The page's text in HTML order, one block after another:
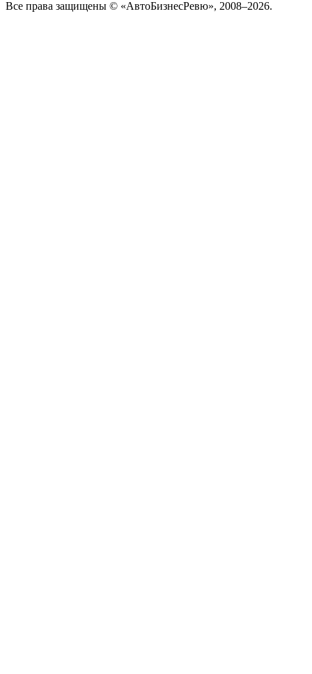
Все права защищены © «АвтоБизнесРевю», 2008–2026.